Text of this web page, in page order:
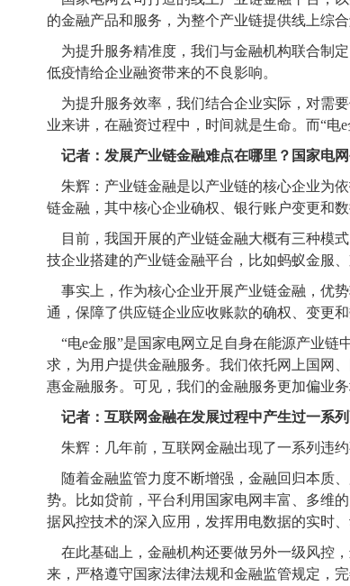
的金融产品和服务，为整个产业链提供线上综
为提升服务精准度，我们与金融机构联合制
低疫情给企业融资带来的不良影响。
为提升服务效率，我们结合企业实际，对需
业来讲，在融资过程中，时间就是生命。而“电
记者：发展产业链金融难点在哪里？国家电
朱辉：产业链金融是以产业链的核心企业为
链金融，其中核心企业确权、银行账户变更和
目前，我国开展的产业链金融大概有三种模
技企业搭建的产业链金融平台，比如蚂蚁金服
事实上，作为核心企业开展产业链金融，优
通，保障了供应链企业应收账款的确权、变更
“电e金服”是国家电网立足自身在能源产业链
求，为用户提供金融服务。我们依托网上国网
惠金融服务。可见，我们的金融服务更加偏业
记者：互联网金融在发展过程中产生过一系
朱辉：几年前，互联网金融出现了一系列违
随着金融监管力度不断增强，金融回归本质
势。比如贷前，平台利用国家电网丰富、多维
据风控技术的深入应用，发挥用电数据的实时
在此基础上，金融机构还要做另外一级风控
来，严格遵守国家法律法规和金融监管规定，